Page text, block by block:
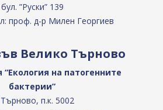
бул. ”Руски” 139
проф. д-р Милен Георгиев
Велико Търново
на патогенните
бактерии”
п.к. 5002